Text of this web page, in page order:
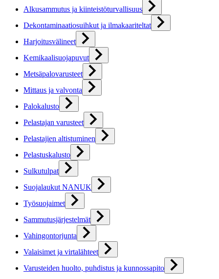
Alkusammutus ja kiinteistöturvallisuus
Dekontaminaatiosuihkut ja ilmakaariteltat
Harjoitusvälineet
Kemikaalisuojapuvut
Metsäpalovarusteet
Mittaus ja valvonta
Palokalusto
Pelastajan varusteet
Pelastajien altistuminen
Pelastuskalusto
Sulkutulpat
Suojalaukut NANUK
Työsuojaimet
Sammutusjärjestelmät
Vahingontorjunta
Valaisimet ja virtalähteet
Varusteiden huolto, puhdistus ja kunnossapito